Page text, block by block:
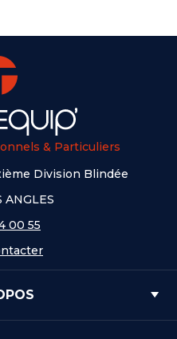
& Particuliers
Division Blindée
ANGLES
00 55